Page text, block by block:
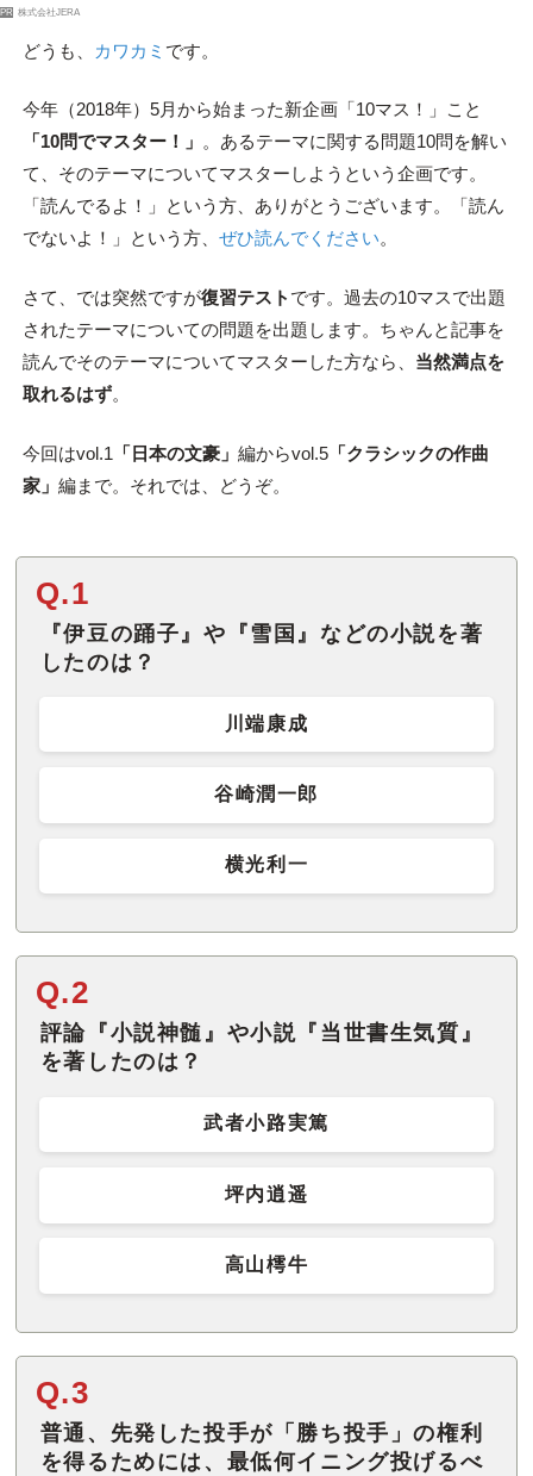
PR 株式会社JERA
どうも、 カワカミ です。
今年（2018年）5月から始まった新企画「10マス！」こと
「10問でマスター！」 。あるテーマに関する問題10問を解い
て、そのテーマについてマスターしようという企画です。
「読んでるよ！」という方、ありがとうございます。「読ん
でないよ！」という方、 ぜひ読んでください。
さて、では突然ですが復習テスト です。過去の10マスで出題
されたテーマについての問題を出題します。ちゃんと記事を
読んでそのテーマについてマスターした方なら、 当然満点を
取れるはず。
今回はvol.1 「日本の文豪」 編からvol.5「クラシックの作曲
家」 編まで。それでは、どうぞ。
Q.1
『伊豆の踊子』や『雪国』などの小説を著
したのは？
川端康成
谷崎潤一郎
横光利一
Q.2
評論『小説神髄』や小説『当世書生気質』
を著したのは？
武者小路実篤
坪内逍遥
高山樗牛
Q.3
普通、先発した投手が「勝ち投手」の権利
を得るためには、最低何イニング投げるべ